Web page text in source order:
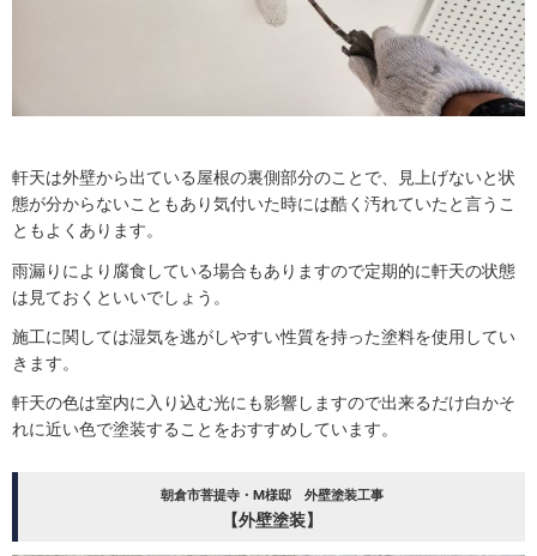
軒天は外壁から出ている屋根の裏側部分のことで、見上げないと状
態が分からないこともあり気付いた時には酷く汚れていたと言うこ
ともよくあります。
雨漏りにより腐食している場合もありますので定期的に軒天の状態
は見ておくといいでしょう。
施工に関しては湿気を逃がしやすい性質を持った塗料を使用してい
きます。
軒天の色は室内に入り込む光にも影響しますので出来るだけ白かそ
れに近い色で塗装することをおすすめしています。
朝倉市菩提寺・M様邸 外壁塗装工事
【外壁塗装】